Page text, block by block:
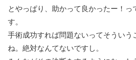
とやっぱり、助かって良かったー！っ
す。
手術成功すれば問題ないってそういう
ね。絶対なんてないですし。